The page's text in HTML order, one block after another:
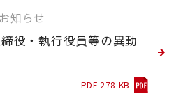
お知らせ
役・執行役員等の異動
PDF 278 KB